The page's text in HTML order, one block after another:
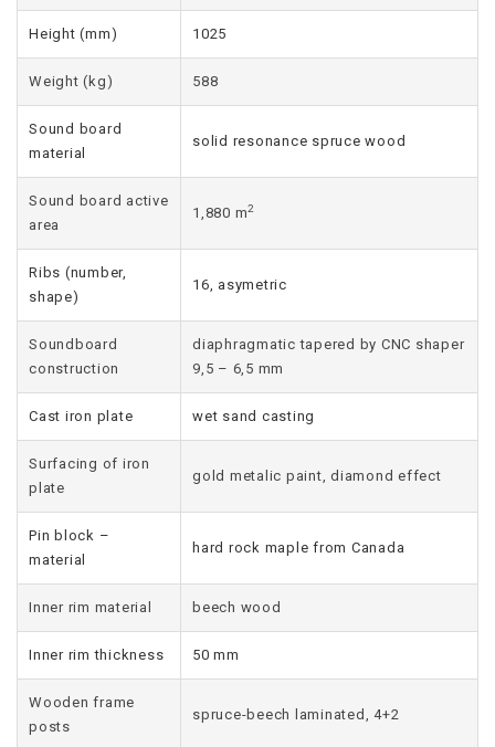
Height (mm) 1025
Weight (kg) 588
Sound board
material
solid resonance spruce wood
Sound board active
area
1,880 m2
Ribs (number,
shape)
16, asymetric
Soundboard
construction
diaphragmatic tapered by CNC shaper
9,5 – 6,5 mm
Cast iron plate wet sand casting
Surfacing of iron
plate
gold metalic paint, diamond effect
Pin block –
material
hard rock maple from Canada
Inner rim material beech wood
Inner rim thickness 50 mm
Wooden frame
posts
spruce-beech laminated, 4+2